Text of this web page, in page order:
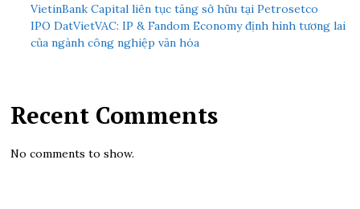
VietinBank Capital liên tục tăng sở hữu tại Petrosetco
IPO DatVietVAC: IP & Fandom Economy định hình tương lai
của ngành công nghiệp văn hóa
Recent Comments
No comments to show.